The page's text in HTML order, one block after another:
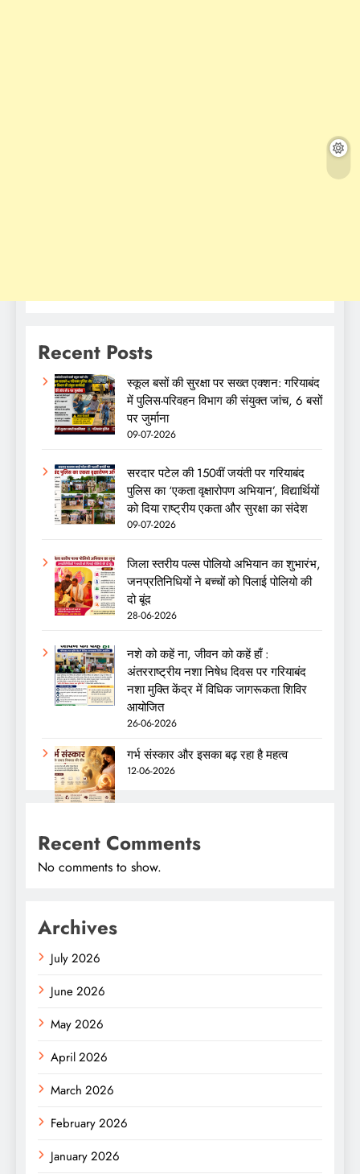
Recent Posts
स्कूल बसों की सुरक्षा पर सख्त एक्शन: गरियाबंद
में पुलिस-परिवहन विभाग की संयुक्त जांच, 6 बसों
पर जुर्माना
09-07-2026
सरदार पटेल की 150वीं जयंती पर गरियाबंद
पुलिस का ‘एकता वृक्षारोपण अभियान’, विद्यार्थियों
को दिया राष्ट्रीय एकता और सुरक्षा का संदेश
09-07-2026
जिला स्तरीय पल्स पोलियो अभियान का शुभारंभ,
जनप्रतिनिधियों ने बच्चों को पिलाई पोलियो की
दो बूंद
28-06-2026
नशे को कहें ना, जीवन को कहें हाँ :
अंतरराष्ट्रीय नशा निषेध दिवस पर गरियाबंद
नशा मुक्ति केंद्र में विधिक जागरूकता शिविर
आयोजित
26-06-2026
गर्भ संस्कार और इसका बढ़ रहा है महत्व
12-06-2026
Recent Comments
No comments to show.
Archives
July 2026
June 2026
May 2026
April 2026
March 2026
February 2026
January 2026